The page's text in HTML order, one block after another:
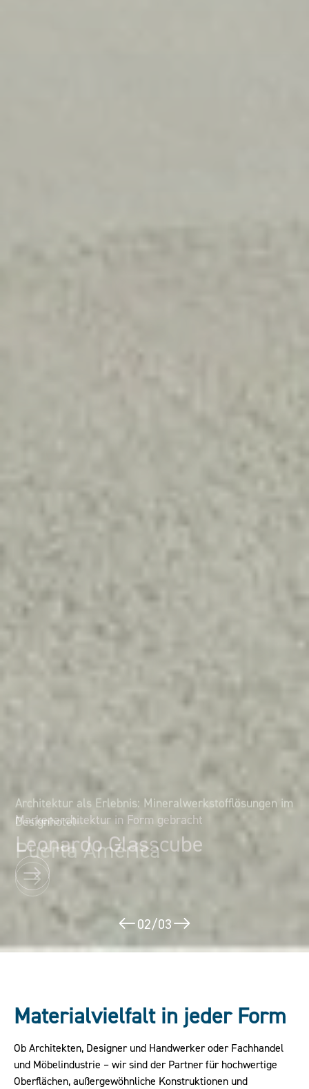
Markenarchitektur in Form gebracht
Leonardo Glasscube
Architektur als Erlebnis: Mineralwerkstofflösungen im
Designhotel
Puerta América
02/03
Materialvielfalt in jeder Form
Ob Architekten, Designer und Handwerker oder Fachhandel
und Möbelindustrie – wir sind der Partner für hochwertige
Oberflächen, außergewöhnliche Konstruktionen und